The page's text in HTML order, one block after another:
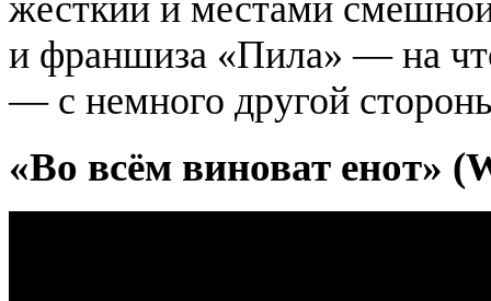
и франшиза «Пила» — на
— с немного другой
«Во всём виноват енот» (